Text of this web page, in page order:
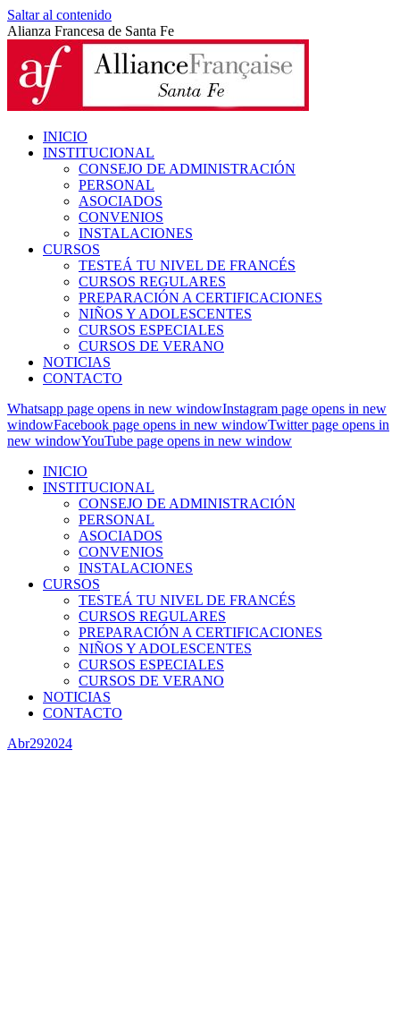
Saltar al contenido
Alianza Francesa de Santa Fe
INICIO
INSTITUCIONAL
CONSEJO DE ADMINISTRACIÓN
PERSONAL
ASOCIADOS
CONVENIOS
INSTALACIONES
CURSOS
TESTEÁ TU NIVEL DE FRANCÉS
CURSOS REGULARES
PREPARACIÓN A CERTIFICACIONES
NIÑOS Y ADOLESCENTES
CURSOS ESPECIALES
CURSOS DE VERANO
NOTICIAS
CONTACTO
Whatsapp page opens in new windowInstagram page opens in new
windowFacebook page opens in new windowTwitter page opens in
new windowYouTube page opens in new window
INICIO
INSTITUCIONAL
CONSEJO DE ADMINISTRACIÓN
PERSONAL
ASOCIADOS
CONVENIOS
INSTALACIONES
CURSOS
TESTEÁ TU NIVEL DE FRANCÉS
CURSOS REGULARES
PREPARACIÓN A CERTIFICACIONES
NIÑOS Y ADOLESCENTES
CURSOS ESPECIALES
CURSOS DE VERANO
NOTICIAS
CONTACTO
Abr292024